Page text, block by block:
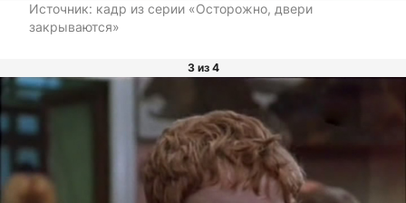
Источник: кадр из серии «Осторожно, двери
закрываются»
3 из 4